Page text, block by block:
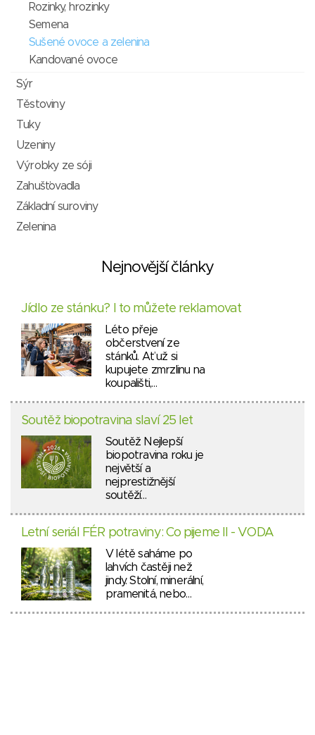
Rozinky, hrozinky
Semena
Sušené ovoce a zelenina
Kandované ovoce
Sýr
Těstoviny
Tuky
Uzeniny
Výrobky ze sóji
Zahušťovadla
Základní suroviny
Zelenina
Nejnovější články
Jídlo ze stánku? I to můžete reklamovat
Léto přeje
občerstvení ze
stánků. Ať už si
kupujete zmrzlinu na
koupališti,…
Soutěž biopotravina slaví 25 let
Soutěž Nejlepší
biopotravina roku je
největší a
nejprestižnější
soutěží…
Letní seriál FÉR potraviny: Co pijeme II - VODA
V létě saháme po
lahvích častěji než
jindy. Stolní, minerální,
pramenitá, nebo…